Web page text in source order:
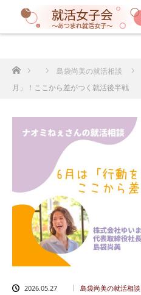
ホーム 島袋尚美の就活相談
月」！ここから差がつく就活後半戦
2026.05.27 島袋尚美の就活相談